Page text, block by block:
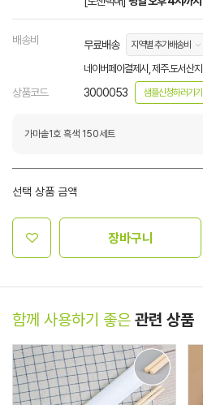
배송비 무료배송 지역별 추가배송비
네이버페이결제시, 제주.도서산
상품코드 3000053 샘플신청하러가기
가마솥1호 흑색 150세트
선택 상품 금액
장바구니
함께 사용하기 좋은 관련 상품